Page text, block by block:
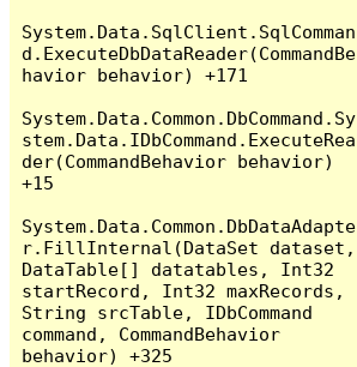
System.Data.SqlClient.SqlComman
d.ExecuteDbDataReader(CommandBe
havior behavior) +171
System.Data.Common.DbCommand.Sy
stem.Data.IDbCommand.ExecuteRea
der(CommandBehavior behavior)
+15
System.Data.Common.DbDataAdapte
r.FillInternal(DataSet dataset,
DataTable[] datatables, Int32
startRecord, Int32 maxRecords,
String srcTable, IDbCommand
command, CommandBehavior
behavior) +325